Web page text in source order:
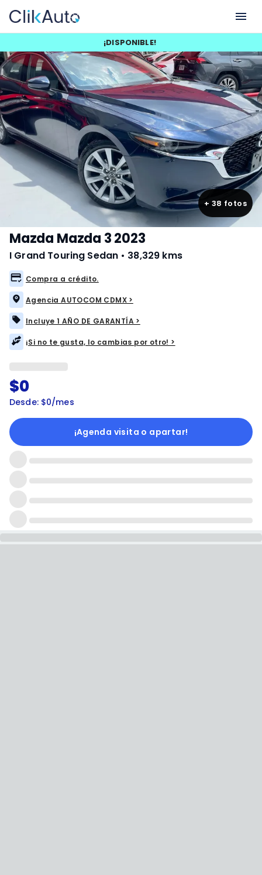
¡DISPONIBLE!
+ 38 fotos
Mazda Mazda 3 2023
I Grand Touring Sedan • 38,329 kms
Compra a crédito.
Agencia AUTOCOM CDMX >
Incluye 1 AÑO DE GARANTÍA >
¡Si no te gusta, lo cambias por otro! >
$0
Desde: $0/mes
¡Agenda visita o apartar!